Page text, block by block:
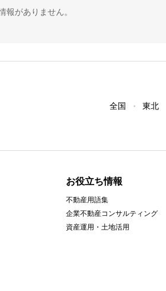
報がありません。
全国 東北
お役立ち情報
不動産用語集
企業不動産コンサルティング
資産運用・土地活用